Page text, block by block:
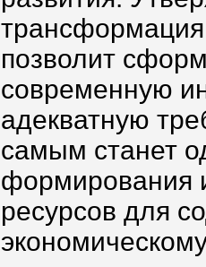
трансформация
позволит
современную
адекватную
самым станет
формирования
ресурсов для